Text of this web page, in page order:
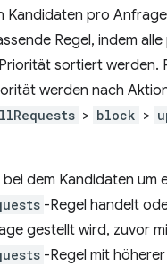
Kandidaten pro
Regel, indem
sortiert werden.
werden nach
> block >
dem Kandidaten um
-Regel handelt
gestellt wird, zuvor
-Regel mit